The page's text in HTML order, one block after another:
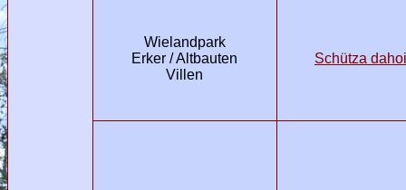
Wielandpark
Erker / Altbauten
Villen
Schütza